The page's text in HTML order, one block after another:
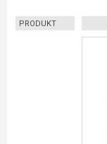
PRODUKT